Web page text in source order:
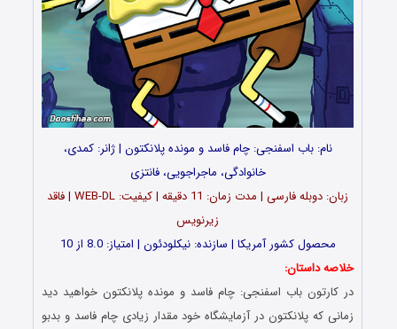
نام: باب اسفنجی: چام فاسد و مونده پلانکتون | ژانر: کمدی،
خانوادگی، ماجراجویی، فانتزی
زبان: دوبله فارسی | مدت زمان: 11 دقیقه | کیفیت: WEB-DL | فاقد
زیرنویس
محصول کشور آمریکا | سازنده: نیکلودئون | امتیاز: 8.0 از 10
خلاصه داستان:
در کارتون باب اسفنجی: چام فاسد و مونده پلانکتون خواهید دید
زمانی که پلانکتون در آزمایشگاه خود مقدار زیادی چام فاسد و بدبو